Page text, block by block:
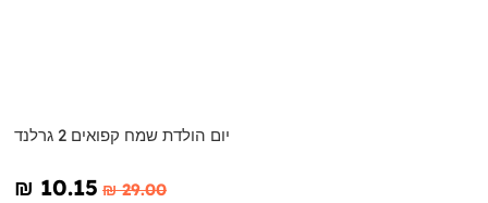
יום הולדת שמח קפואים 2 גרלנד
₪‎ 10.15 ₪‎ 29.00